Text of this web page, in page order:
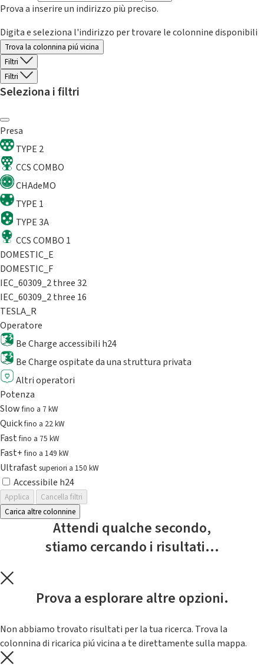
Prova a inserire un indirizzo più preciso.
Digita e seleziona l'indirizzo per trovare le colonnine disponibili
Trova la colonnina piú vicina
Filtri
Filtri
Seleziona i filtri
Presa
TYPE 2
CCS COMBO
CHAdeMO
TYPE 1
TYPE 3A
CCS COMBO 1
DOMESTIC_E
DOMESTIC_F
IEC_60309_2 three 32
IEC_60309_2 three 16
TESLA_R
Operatore
Be Charge accessibili h24
Be Charge ospitate da una struttura privata
Altri operatori
Potenza
Slowfino a 7 kW
Quickfino a 22 kW
Fastfino a 75 kW
Fast+fino a 149 kW
Ultrafast superiori a 150 kW
Accessibile h24
Applica
Cancella filtri
Carica altre colonnine
Attendi qualche secondo,
stiamo cercando i risultati...
Prova a esplorare altre opzioni.
Non abbiamo trovato risultati per la tua ricerca. Trova la
colonnina di ricarica piú vicina a te direttamente sulla mappa.